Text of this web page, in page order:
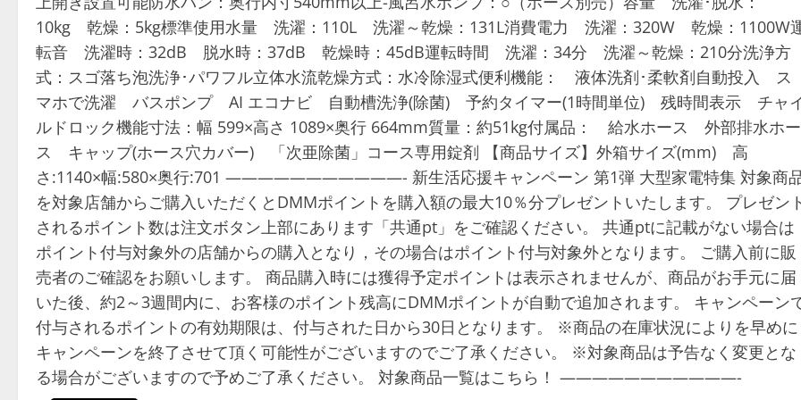
10kg 乾燥：5kg標準使用水量 洗濯：110L 洗濯～乾燥：131L消費電力 洗濯：320W 乾燥：1100W
転音 洗濯時：32dB 脱水時：37dB 乾燥時：45dB運転時間 洗濯：34分 洗濯～乾燥：210分洗浄方
式：スゴ落ち泡洗浄･パワフル立体水流乾燥方式：水冷除湿式便利機能： 液体洗剤･柔軟剤自動投入 ス
マホで洗濯 バスポンプ AI エコナビ 自動槽洗浄(除菌) 予約タイマー(1時間単位) 残時間表示 チャ
ルドロック機能寸法：幅 599×高さ 1089×奥行 664mm質量：約51kg付属品： 給水ホース 外部排水ホー
ス キャップ(ホース穴カバー) 「次亜除菌」コース専用錠剤 【商品サイズ】外箱サイズ(mm) 高
さ:1140×幅:580×奥行:701 ———————————- 新生活応援キャンペーン 第1弾 大型家電特集 対象商
を対象店舗からご購入いただくとDMMポイントを購入額の最大10％分プレゼントいたします。 プレゼン
されるポイント数は注文ボタン上部にあります「共通pt」をご確認ください。 共通ptに記載がない場合は
ポイント付与対象外の店舗からの購入となり，その場合はポイント付与対象外となります。 ご購入前に販
売者のご確認をお願いします。 商品購入時には獲得予定ポイントは表示されませんが、商品がお手元に届
いた後、約2～3週間内に、お客様のポイント残高にDMMポイントが自動で追加されます。 キャンペーン
付与されるポイントの有効期限は、付与された日から30日となります。 ※商品の在庫状況によりを早めに
キャンペーンを終了させて頂く可能性がございますのでご了承ください。 ※対象商品は予告なく変更とな
る場合がございますので予めご了承ください。 対象商品一覧はこちら！ ———————————-